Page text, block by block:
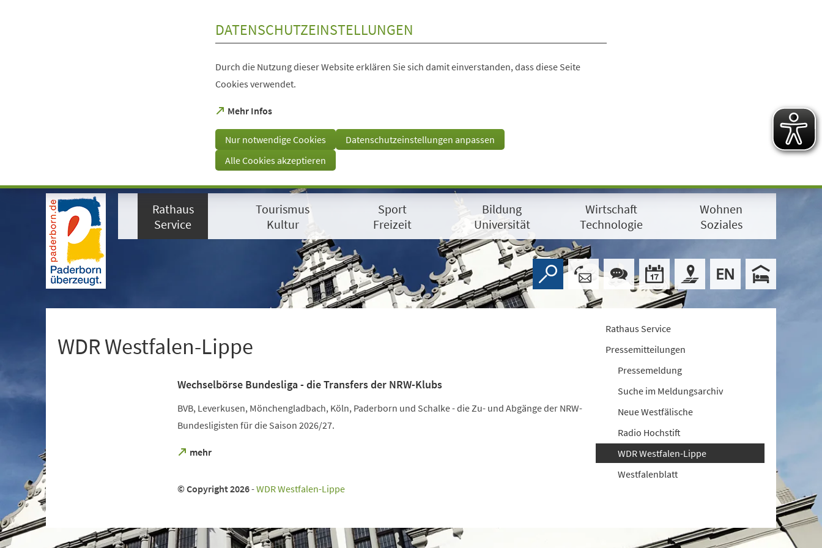
Assistenzsoftware
DATENSCHUTZEINSTELLUNGEN
Durch die Nutzung dieser Website erklären Sie sich damit einverstanden, dass diese Seite
Cookies verwendet.
Mehr Infos
(Öffnet
einem
neuen
Tab)
Nur notwendige Cookies
Datenschutzeinstellungen anpassen
Alle Cookies akzeptieren
Rathaus
Service
Tourismus
Kultur
Sport
Freizeit
Bildung
Universität
Wirtschaft
Technologie
Wohnen
Soziales
WDR Westfalen-Lippe
Wechselbörse Bundesliga - die Transfers der NRW-Klubs
BVB, Leverkusen, Mönchengladbach, Köln, Paderborn und Schalke - die Zu- und Abgänge der NRW-
Bundesligisten für die Saison 2026/27.
mehr
(Öffnet
neuen
© Copyright 2026-WDR Westfalen-Lippe
Rathaus Service
Pressemitteilungen
Pressemeldung
Suche im Meldungsarchiv
Neue Westfälische
Radio Hochstift
WDR Westfalen-Lippe
Westfalenblatt